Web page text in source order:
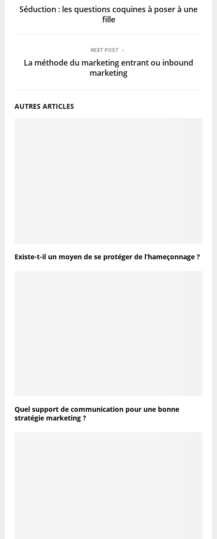
Séduction : les questions coquines à poser à une
fille
NEXT POST
La méthode du marketing entrant ou inbound
marketing
AUTRES ARTICLES
Existe-t-il un moyen de se protéger de l’hameçonnage ?
Quel support de communication pour une bonne
stratégie marketing ?